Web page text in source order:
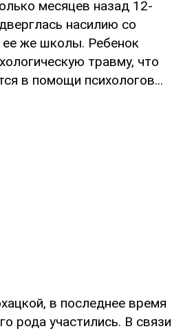
месяцев назад 12-
насилию со
же школы. Ребенок
травму, что
в помощи психологов...
в последнее время
рода участились. В связи